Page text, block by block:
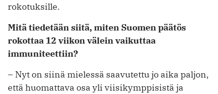
rokotuksille.
Mitä tiedetään siitä, miten Suomen päätös
rokottaa 12 viikon välein vaikuttaa
immuniteettiin?
– Nyt on siinä mielessä saavutettu jo aika paljon,
että huomattava osa yli viisikymppisistä ja